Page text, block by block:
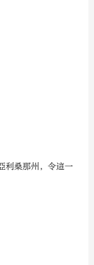
警方已確認在抗
利桑那州，令這一